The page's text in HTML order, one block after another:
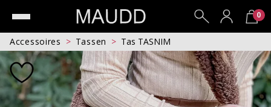
0
Accessoires Tassen Tas TASNIM